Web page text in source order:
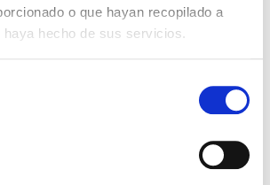
o que hayan recopilado a
haya hecho de sus servicios.
en solitario
está cambiando, y con ello el